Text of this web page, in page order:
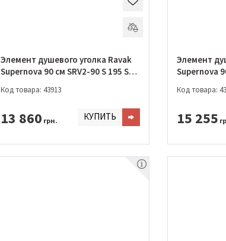
Элемент душевого уголка Ravak
Supernova 90 см SRV2-90 S 195 S
Код товара: 43913
13 860 грн. КУПИТЬ
Элемент
Supernova
Код товара:
15 255